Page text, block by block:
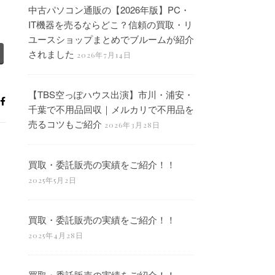
中古パソコン通販の【2026年版】PC・
IT機器を売るならどこ？信頼の買取・リ
ユースショップまとめでブルームが紹介
されました 2026年7月14日
【TBS空っぽハウス出演】市川・浦安・
千葉で不用品回収｜メルカリで不用品を
売るコツもご紹介 2026年3月28日
買取・委託販売の実績をご紹介！！
2025年5月2日
買取・委託販売の実績をご紹介！！
2025年4月28日